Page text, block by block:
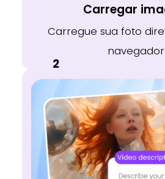
Carregar
Carregue sua foto
navegador.
2